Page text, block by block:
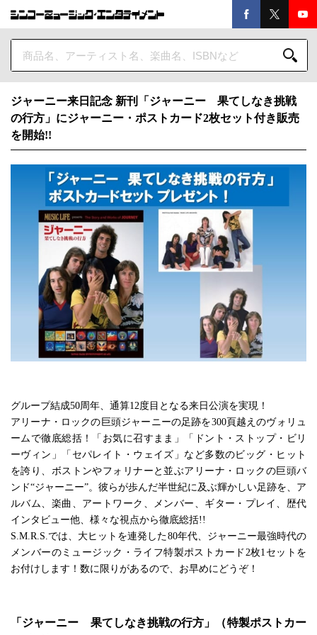
ジャーニー来日記念 新刊「ジャーニー 果てしなき挑戦
の行方」にジャーニー・ポストカード2枚セット付き販売
を開始!!
グループ結成50周年、通算12度目となる来日公演を実現！
アリーナ・ロックの巨頭ジャーニーの足跡を300頁越えのヴォリュ
ームで徹底総括！「お気に召すまま」「ドント・ストップ・ビリ
ーヴィン」「セパレイト・ウェイズ」など多数のビッグ・ヒット
を誇り、ボストンやフォリナーと並ぶアリーナ・ロックの巨頭バ
ンド“ジャーニー”。彼らが歩んだ半世紀に及ぶ輝かしい足跡を、ア
ルバム、楽曲、アートワーク、メンバー、ギター・プレイ、歴代
インタビュー他、様々な視点から徹底総括!!
S.M.R.S.では、大ヒットを連発した80年代、ジャーニー最強時代の
メンバーのミュージック・ライフ特製ポストカード2枚1セットを
お付けします！数に限りがあるので、お早めにどうぞ！
「ジャーニー 果てしなき挑戦の行方」（特製ポストカー